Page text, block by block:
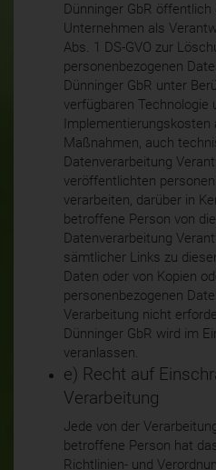
Dünninger GbR
Unternehmen als
Abs. 1 DS-GVO zur
personenbezogenen
Dünninger GbR unter
verfügbaren Technologie
Implementierungskosten
Maßnahmen, auch
Datenverarbeitung
veröffentlichten
verarbeiten, darüber in
betroffene Person von
Datenverarbeitung
sämtlicher Links zu
Daten oder von Kopien
personenbezogenen
Verarbeitung nicht
Dünninger GbR wird im
veranlassen.
e) Recht auf
Verarbeitung
Jede von der
betroffene Person hat
Richtlinien- und